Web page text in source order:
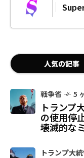
人気の記事
戦争省 5
トランプ
の使用停
壊滅的な
トランプ大